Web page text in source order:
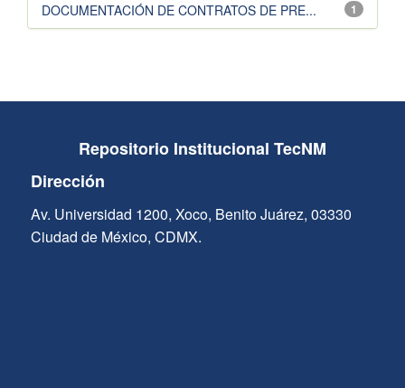
1
DOCUMENTACIÓN DE CONTRATOS DE PRE...
Repositorio Institucional TecNM
Dirección
Av. Universidad 1200, Xoco, Benito Juárez, 03330
Ciudad de México, CDMX.